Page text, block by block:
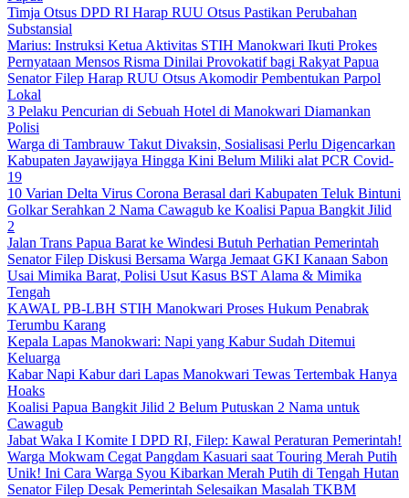
Timja Otsus DPD RI Harap RUU Otsus Pastikan Perubahan
Substansial
Marius: Instruksi Ketua Aktivitas STIH Manokwari Ikuti Prokes
Pernyataan Mensos Risma Dinilai Provokatif bagi Rakyat Papua
Senator Filep Harap RUU Otsus Akomodir Pembentukan Parpol
Lokal
3 Pelaku Pencurian di Sebuah Hotel di Manokwari Diamankan
Polisi
Warga di Tambrauw Takut Divaksin, Sosialisasi Perlu Digencarkan
Kabupaten Jayawijaya Hingga Kini Belum Miliki alat PCR Covid-
19
10 Varian Delta Virus Corona Berasal dari Kabupaten Teluk Bintuni
Golkar Serahkan 2 Nama Cawagub ke Koalisi Papua Bangkit Jilid
2
Jalan Trans Papua Barat ke Windesi Butuh Perhatian Pemerintah
Senator Filep Diskusi Bersama Warga Jemaat GKI Kanaan Sabon
Usai Mimika Barat, Polisi Usut Kasus BST Alama & Mimika
Tengah
KAWAL PB-LBH STIH Manokwari Proses Hukum Penabrak
Terumbu Karang
Kepala Lapas Manokwari: Napi yang Kabur Sudah Ditemui
Keluarga
Kabar Napi Kabur dari Lapas Manokwari Tewas Tertembak Hanya
Hoaks
Koalisi Papua Bangkit Jilid 2 Belum Putuskan 2 Nama untuk
Cawagub
Jabat Waka I Komite I DPD RI, Filep: Kawal Peraturan Pemerintah!
Warga Mokwam Cegat Pangdam Kasuari saat Touring Merah Putih
Unik! Ini Cara Warga Syou Kibarkan Merah Putih di Tengah Hutan
Senator Filep Desak Pemerintah Selesaikan Masalah TKBM